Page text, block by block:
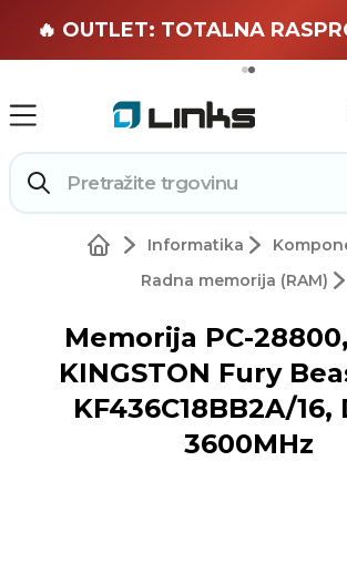
🏄 Zaslužuješ
🔥 OUTLET: TOTALNA
Informatika
Radna memorija (RAM)
Memorija PC-
KINGSTON Fury
KF436C18BB2A/16,
3600MHz